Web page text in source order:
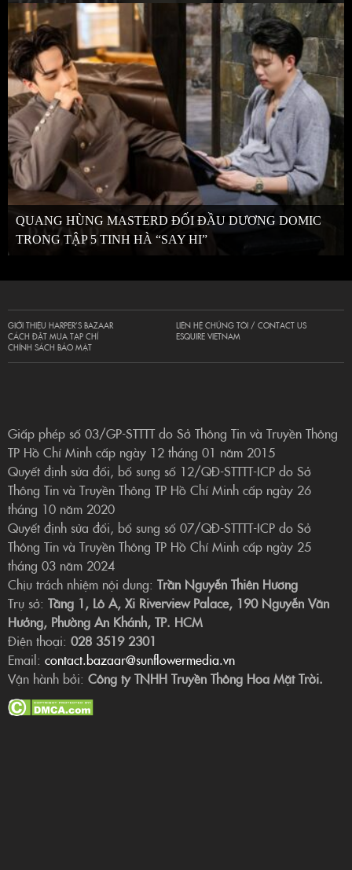
QUANG HÙNG MASTERD ĐỐI ĐẦU DƯƠNG DOMIC
TRONG TẬP 5 TINH HÀ “SAY HI”
GIỚI THIỆU HARPER’S BAZAAR
CÁCH ĐẶT MUA TẠP CHÍ
CHÍNH SÁCH BẢO MẬT
LIÊN HỆ CHÚNG TÔI / CONTACT US
ESQUIRE VIETNAM
Giấp phép số 03/GP-STTTT do Sở Thông Tin và Truyền Thông
TP Hồ Chí Minh cấp ngày 12 tháng 01 năm 2015
Quyết định sửa đổi, bổ sung số 12/QĐ-STTTT-ICP do Sở
Thông Tin và Truyền Thông TP Hồ Chí Minh cấp ngày 26
tháng 10 năm 2020
Quyết định sửa đổi, bổ sung số 07/QĐ-STTTT-ICP do Sở
Thông Tin và Truyền Thông TP Hồ Chí Minh cấp ngày 25
tháng 03 năm 2024
Chịu trách nhiệm nội dung: Trần Nguyễn Thiên Hương
Trụ sở: Tầng 1, Lô A, Xi Riverview Palace, 190 Nguyễn Văn
Hưởng, Phường An Khánh, TP. HCM
Điện thoại: 028 3519 2301
Email: contact.bazaar@sunflowermedia.vn
Vận hành bởi: Công ty TNHH Truyền Thông Hoa Mặt Trời.